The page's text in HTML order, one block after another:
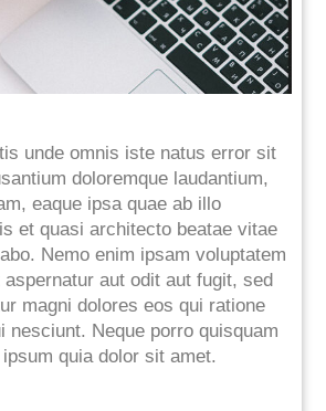
unde omnis iste natus error sit
doloremque laudantium,
eaque ipsa quae ab illo
et quasi architecto beatae vitae
Nemo enim ipsam voluptatem
aut odit aut fugit, sed
magni dolores eos qui ratione
nesciunt. Neque porro quisquam
quia dolor sit amet.